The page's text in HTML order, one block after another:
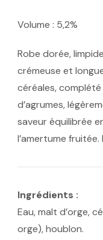
Volume : 5,2%
Robe dorée,
crémeuse et
céréales,
d’agrumes,
saveur équilibrée
l’amertume
Ingrédients :
Eau, malt d’orge,
orge), houblon.